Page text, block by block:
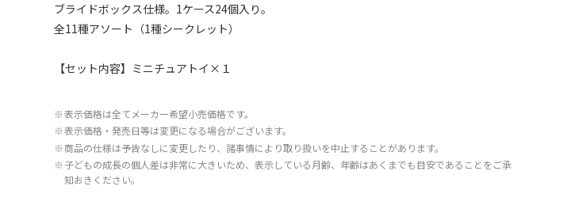
ブライドボックス仕様。1ケース24個入り。
全11種アソート（1種シークレット）
【セット内容】ミニチュアトイ×１
※表示価格は全てメーカー希望小売価格です。
※表示価格・発売日等は変更になる場合がございます。
※商品の仕様は予告なしに変更したり、諸事情により取り扱いを中止することがあります。
※子どもの成長の個人差は非常に大きいため、表示している月齢、年齢はあくまでも目安であることをご承
知おきください。